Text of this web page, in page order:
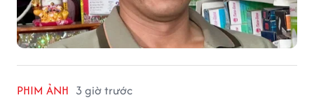
PHIM ẢNH 3 giờ trước